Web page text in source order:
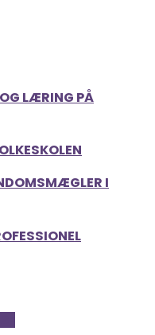
LÆRING PÅ
I